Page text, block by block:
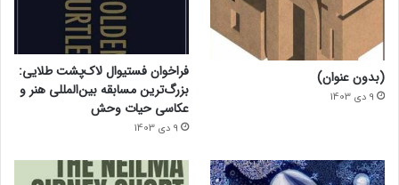
(بدون عنوان)
9 دی 1403
فراخوان فستیوال لاک‌پشت طلایی:
بزرگ‌ترین مسابقه بین‌المللی هنر و
عکاسی حیات وحش
9 دی 1403